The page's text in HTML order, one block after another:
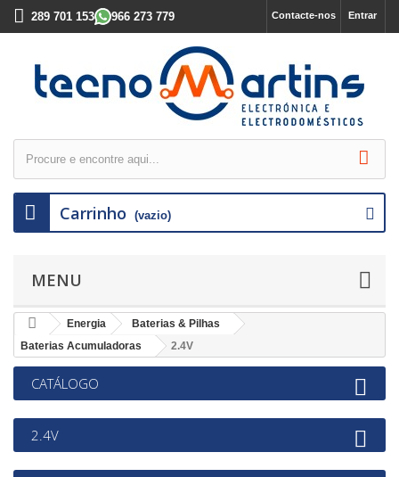
Entrar
Contacte-nos
289 701 153 966 273 779
Carrinho (vazio)
MENU
Energia
Baterias & Pilhas
Baterias Acumuladoras
2.4V
CATÁLOGO
2.4V